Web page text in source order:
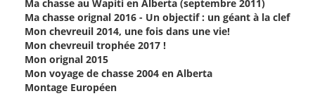
Ma chasse au Wapiti en Alberta (septembre 2011)
Ma chasse orignal 2016 - Un objectif : un géant à la clef
Mon chevreuil 2014, une fois dans une vie!
Mon chevreuil trophée 2017 !
Mon orignal 2015
Mon voyage de chasse 2004 en Alberta
Montage Européen